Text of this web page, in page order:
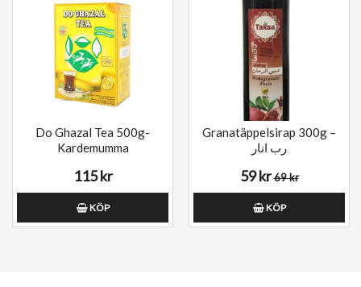
Do Ghazal Tea 500g-
Kardemumma
115 kr
KÖP
Granatäppelsirap 300g –
رب انار
59 kr69 kr
KÖP